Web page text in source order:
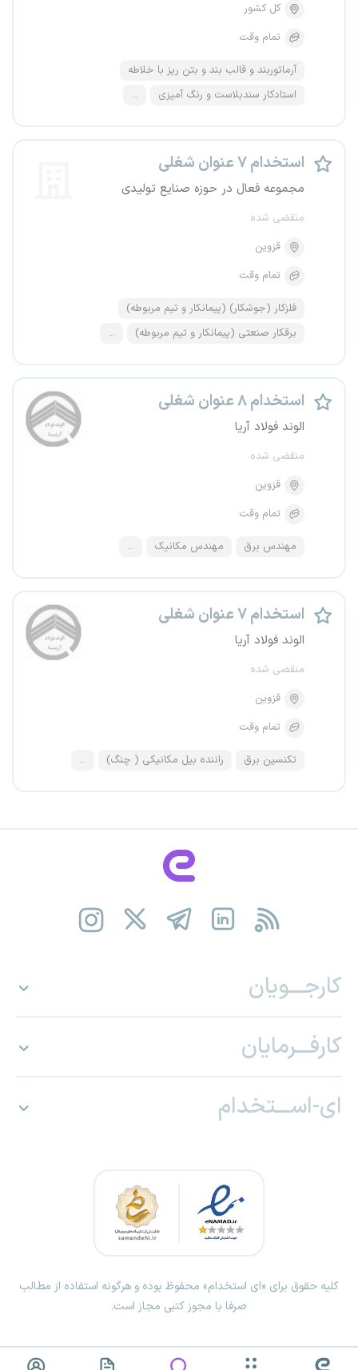
کل کشور
تمام وقت
آرماتوربند و قالب بند و بتن ریز با خلاطه
استادکار سندبلاست و رنگ آمیزی
...
استخدام ۷ عنوان شغلی
مجموعه فعال در حوزه صنایع تولیدی
منقضی شده
قزوین
تمام وقت
فلزکار (جوشکار) (پیمانکار و تیم مربوطه)
برقکار صنعتی (پیمانکار و تیم مربوطه)
...
استخدام ۸ عنوان شغلی
الوند فولاد آریا
منقضی شده
قزوین
تمام وقت
مهندس برق مهندس مکانیک ...
استخدام ۷ عنوان شغلی
الوند فولاد آریا
منقضی شده
قزوین
تمام وقت
تکنسین برق راننده بیل مکانیکی ( چنگ) ...
کارجـــویان
کارفـــرمایان
ای-اســـتخدام
کلیه حقوق برای «ای استخدام» محفوظ بوده و هرگونه استفاده از مطالب
صرفا با مجوز کتبی مجاز است.